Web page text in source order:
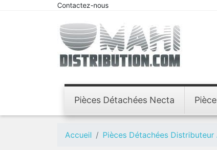
Contactez-nous
Pièces Détachées Necta
Accueil Pièces Détachées